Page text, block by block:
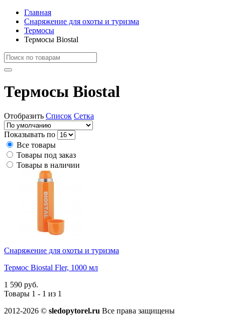
Главная
Снаряжение для охоты и туризма
Термосы
Термосы Biostal
Термосы Biostal
Отобразить Список Сетка
Показывать по
Все товары
Товары под заказ
Товары в наличии
Снаряжение для охоты и туризма
Термос Biostal Fler, 1000 мл
1 590 руб.
Товары 1 - 1 из 1
2012-2026 © sledopytorel.ru Все права защищены